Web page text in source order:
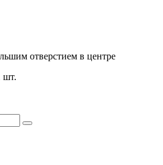
отверстием в центре
шт.